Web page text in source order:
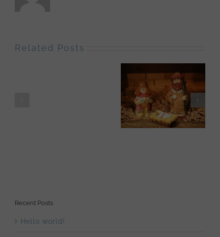
Related Posts
Fun for all the ages
Recent Posts
Hello world!